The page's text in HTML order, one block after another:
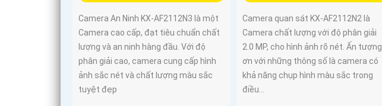
Camera An Ninh KX-AF2112N3 là một
Camera cao cấp, đạt tiêu chuẩn chất
lượng và an ninh hàng đầu. Với độ
phân giải cao, camera cung cấp hình
ảnh sắc nét và chất lượng màu sắc
tuyệt đẹp
Camera quan sát KX-AF2112N2 là
Camera chất lượng với độ phân giải
2.0 MP, cho hình ảnh rõ nét. Ấn tượng
ơn với những thông số là camera có
khả năng chụp hình màu sắc trong
điều...